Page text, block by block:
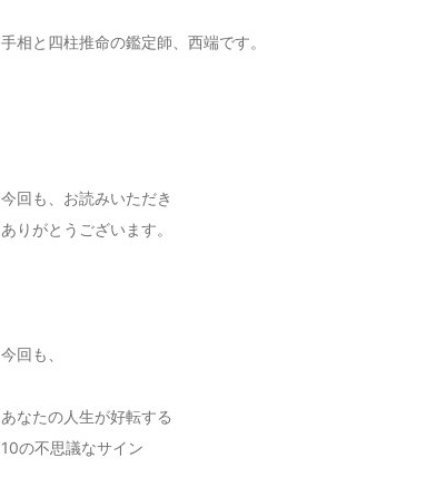
手相と四柱推命の鑑定師、西端です。
今回も、お読みいただき
ありがとうございます。
今回も、
あなたの人生が好転する
10の不思議なサイン